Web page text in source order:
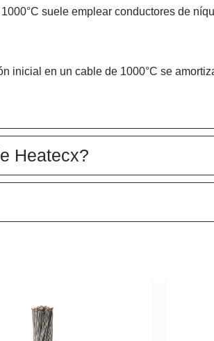
suele emplear conductores de
inicial en un cable de 1000°C se
Heatecx?